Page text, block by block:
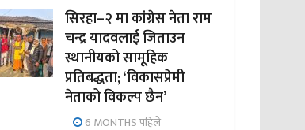
सिरहा–२ मा कांग्रेस नेता राम
चन्द्र यादवलाई जिताउन
स्थानीयको सामूहिक
प्रतिबद्धता; ‘विकासप्रेमी
नेताको विकल्प छैन’
6 MONTHS पहिले